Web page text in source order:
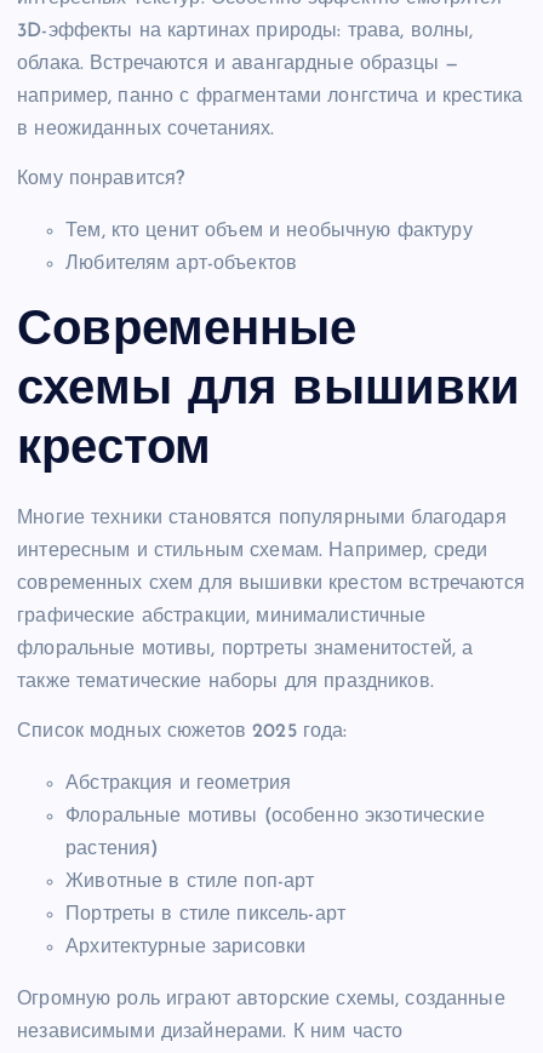
3D-эффекты на картинах природы: трава, волны,
облака. Встречаются и авангардные образцы —
например, панно с фрагментами лонгстича и крестика
в неожиданных сочетаниях.
Кому понравится?
Тем, кто ценит объем и необычную фактуру
Любителям арт-объектов
Современные
схемы для вышивки
крестом
Многие техники становятся популярными благодаря
интересным и стильным схемам. Например, среди
современных схем для вышивки крестом встречаются
графические абстракции, минималистичные
флоральные мотивы, портреты знаменитостей, а
также тематические наборы для праздников.
Список модных сюжетов 2025 года:
Абстракция и геометрия
Флоральные мотивы (особенно экзотические
растения)
Животные в стиле поп-арт
Портреты в стиле пиксель-арт
Архитектурные зарисовки
Огромную роль играют авторские схемы, созданные
независимыми дизайнерами. К ним часто